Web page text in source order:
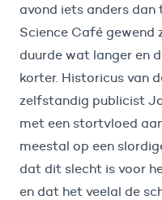
avond iets anders dan
Science Café gewend
duurde wat langer en
korter. Historicus van
zelfstandig publicist
met een stortvloed
meestal op een
dat dit slecht is voor
en dat het veelal de